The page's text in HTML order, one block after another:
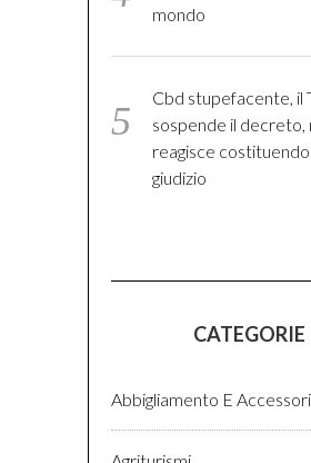
mondo
Cbd stupefacente, il
sospende il decreto,
reagisce
giudizio
CATEGORIE
Abbigliamento E Accessori